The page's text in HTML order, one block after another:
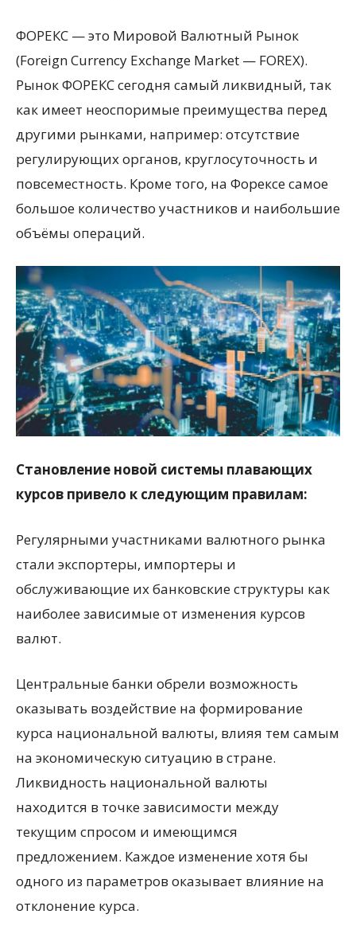
ФОРЕКС — это Мировой Валютный Рынок
(Foreign Currency Exchange Market — FOREX).
Рынок ФОРЕКС сегодня самый ликвидный, так
как имеет неоспоримые преимущества перед
другими рынками, например: отсутствие
регулирующих органов, круглосуточность и
повсеместность. Кроме того, на Форексе самое
большое количество участников и наибольшие
объёмы операций.
Становление новой системы плавающих
курсов привело к следующим правилам:
Регулярными участниками валютного рынка
стали экспортеры, импортеры и
обслуживающие их банковские структуры как
наиболее зависимые от изменения курсов
валют.
Центральные банки обрели возможность
оказывать воздействие на формирование
курса национальной валюты, влияя тем самым
на экономическую ситуацию в стране.
Ликвидность национальной валюты
находится в точке зависимости между
текущим спросом и имеющимся
предложением. Каждое изменение хотя бы
одного из параметров оказывает влияние на
отклонение курса.